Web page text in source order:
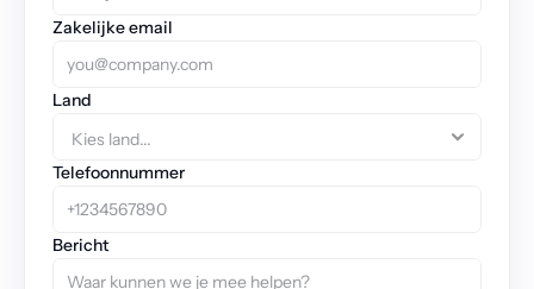
Zakelijke email
Land
Telefoonnummer
Bericht